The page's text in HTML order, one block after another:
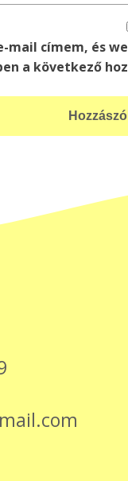
mail címem, és
a következő